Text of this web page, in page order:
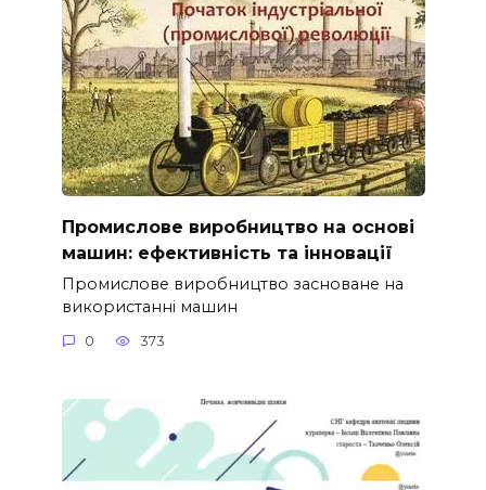
Промислове виробництво на основі
машин: ефективність та інновації
Промислове виробництво засноване на
використанні машин
0 373